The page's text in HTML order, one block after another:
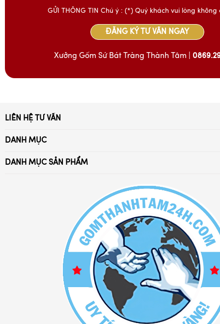
GỬI THÔNG TIN Chú ý : (*) Quý khách vui lòng
ĐĂNG KÝ TƯ VẤN NGAY
Xưởng Gốm Sứ Bát Tràng Thành Tâm |
DANH MỤC SẢN PHẨM
Bình lọ hoa sứ
Bình hút lộc gốm sứ đẹp
Bình rượu - nậm rượu sứ
Cốc sứ - ly tách cafe
Chum rượu - vò rượu
DANH MỤC
Chính Sách Bảo Hành
Chính Sách Đổi Trả
Chính Sách Vận Chuyển
Phương Thức Thanh Toán
LIÊN HỆ TƯ VẤN
0869.294.028 - 032.976.4052